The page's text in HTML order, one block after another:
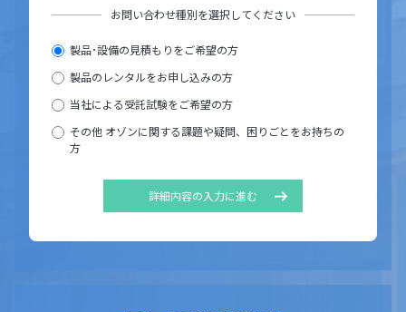
お問い合わせ種別を選択してください
製品･設備の見積もりをご希望の方
製品のレンタルをお申し込みの方
当社による受託試験をご希望の方
その他 オゾンに関する課題や疑問、困りごとをお持ちの
方
詳細内容の入力に進む